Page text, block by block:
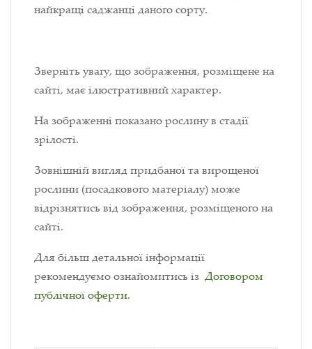
найкращі саджанці даного сорту.
Зверніть увагу, що зображення, розміщене на
сайті, має ілюстративний характер.
На зображенні показано рослину в стадії
зрілості.
Зовнішній вигляд придбаної та вирощеної
рослини (посадкового матеріалу) може
відрізнятись від зображення, розміщеного на
сайті.
Для більш детальної інформації
рекомендуємо ознайомитись із Договором
публічної оферти.